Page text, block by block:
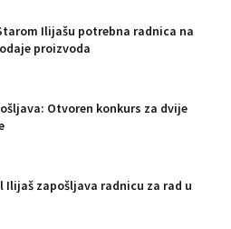
Ilijašu potrebna radnica na
proizvoda
Otvoren konkurs za dvije
Ilijaš zapošljava radnicu za rad u